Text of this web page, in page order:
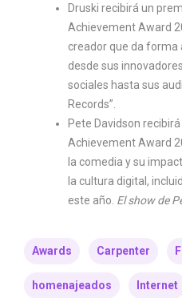
Druski recibirá un
Achievement Award
creador que da forma
desde sus
sociales hasta sus
Records”.
Pete Davidson
Achievement Award
la comedia y su
la cultura digital,
este año. El show de
Awards Carpenter
homenajeados Internet